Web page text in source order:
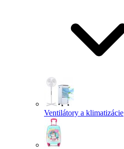
Ventilátory a klimatizácie